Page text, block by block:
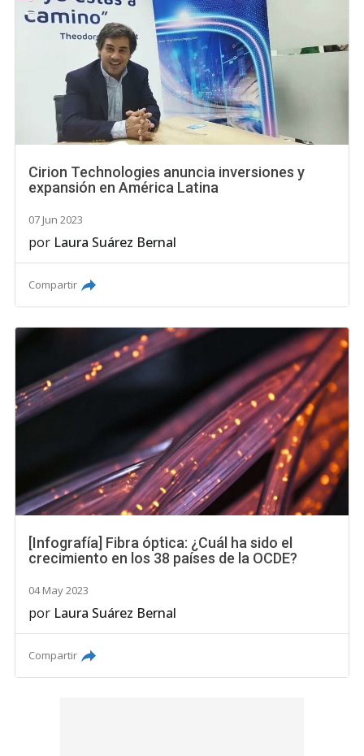
Cirion Technologies anuncia inversiones y
expansión en América Latina
07 Jun 2023
por Laura Suárez Bernal
Compartir
[Infografía] Fibra óptica: ¿Cuál ha sido el
crecimiento en los 38 países de la OCDE?
04 May 2023
por Laura Suárez Bernal
Compartir